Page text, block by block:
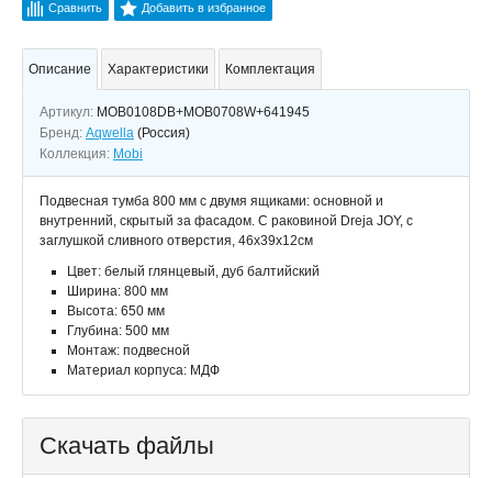
Сравнить Добавить в избранное
Описание Характеристики Комплектация
Артикул: MOB0108DB+MOB0708W+641945
Бренд: Aqwella (Россия)
Коллекция: Mobi
Подвесная тумба 800 мм с двумя ящиками: основной и
внутренний, скрытый за фасадом. С раковиной Dreja JOY, с
заглушкой сливного отверстия, 46х39х12см
Цвет: белый глянцевый, дуб балтийский
Ширина: 800 мм
Высота: 650 мм
Глубина: 500 мм
Монтаж: подвесной
Материал корпуса: МДФ
Скачать файлы